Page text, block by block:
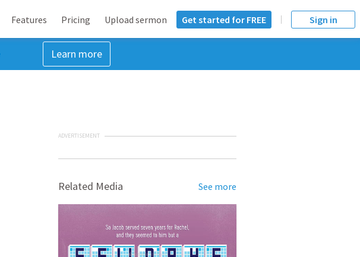
Features Pricing Upload sermon Get started for FREE Sign in
Learn more
ADVERTISEMENT
Related Media See more